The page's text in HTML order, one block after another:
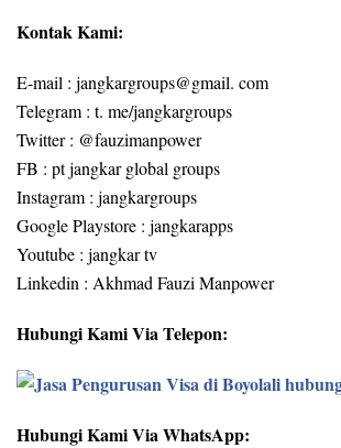
Kontak Kami:
E-mail : jangkargroups@gmail. com
Telegram : t. me/jangkargroups
Twitter : @fauzimanpower
FB : pt jangkar global groups
Instagram : jangkargroups
Google Playstore : jangkarapps
Youtube : jangkar tv
Linkedin : Akhmad Fauzi Manpower
Hubungi Kami Via Telepon:
Hubungi Kami Via WhatsApp: